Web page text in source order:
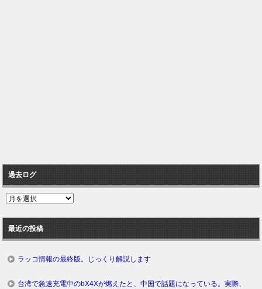
過去ログ
過
ロ
グ
最近の投稿
ラッコ情報の最終版。じっくり解説します
台湾で急速充電中のbX4Xが燃えたと、中国で話題になっている。実際、